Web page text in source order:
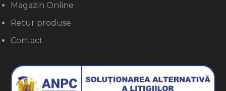
Magazin Online
Retur produse
Contact